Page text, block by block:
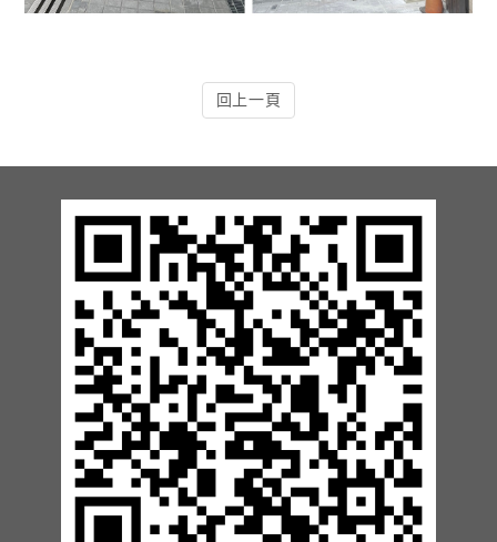
13.周邊配備-防撞條實績
15.周邊配備-安全警示實績
17.周邊配備-方向指示實績
18.周邊配備-車位架實績
20.智能汽機車充電樁設備實績
21.車道資訊看板實績
回上一頁